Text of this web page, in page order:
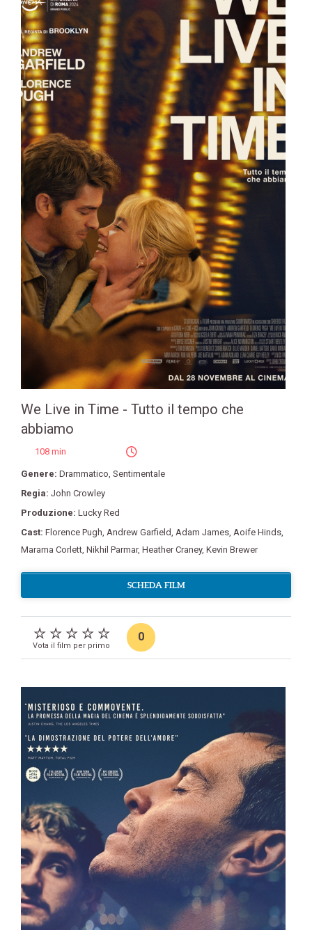
We Live in Time - Tutto il tempo che
abbiamo
108 min
Genere: Drammatico Sentimentale
Regia: John Crowley
Produzione: Lucky Red
Cast: Florence Pugh Andrew Garfield Adam James Aoife Hinds
Marama Corlett Nikhil Parmar, Heather Craney, Kevin Brewer
SCHEDA FILM
Vota il film per primo
0